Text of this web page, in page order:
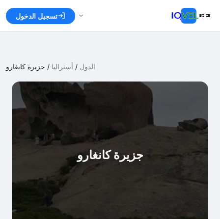
تسجيل الدخول
الدول / أستراليا / جزيرة كانغارو
جزيرة كانغارو